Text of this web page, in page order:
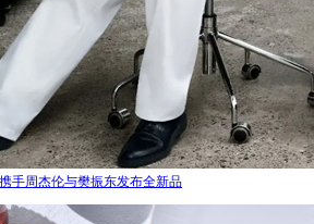
手周杰伦与樊振东发布全新品